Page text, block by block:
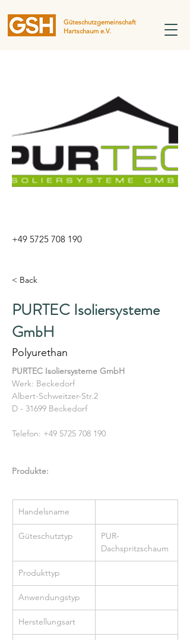
Güteschutzgemeinschaft
Hartschaum e.V.
+49 5725 708 190
< Back
PURTEC Isoliersysteme
GmbH
Polyurethan
PURTEC Isoliersysteme GmbH
Werk: Beckedorf
Albert-Schweitzer-Str.2
D - 31699 Beckedorf
Telefon: +49 5725 708 190
Produkte:
Handelsname
Güteschutztyp
PUR-
Dachspritzschaum
Produkttyp
Anwendungstyp
Herstellungsart